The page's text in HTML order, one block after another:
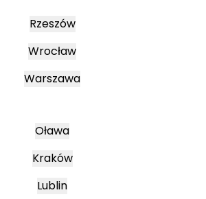
Rzeszów
Wrocław
Warszawa
Oława
Kraków
Lublin